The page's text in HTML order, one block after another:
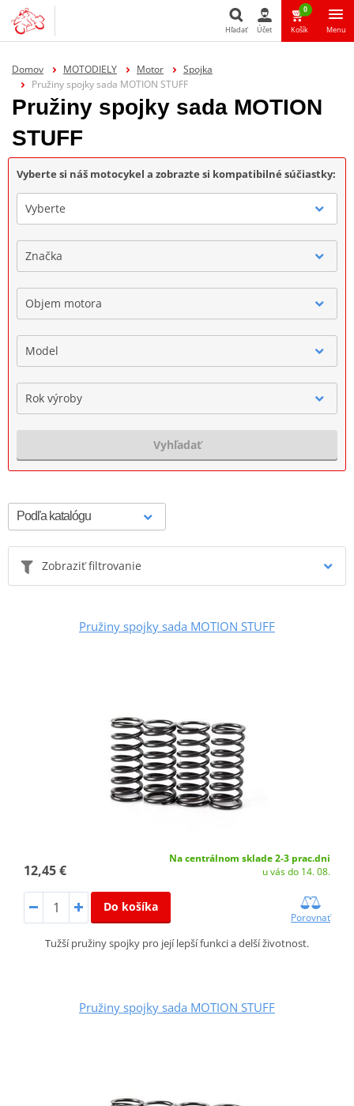
Hľadať Účet
0
Košík Menu
Domov MOTODIELY Motor
Spojka
Pružiny spojky sada MOTION STUFF
Pružiny spojky sada MOTION
STUFF
Vyberte si náš motocykel a zobrazte si kompatibilné súčiastky:
Vyberte
Značka
Objem motora
Model
Rok výroby
Vyhľadať
Zobraziť filtrovanie
Pružiny spojky sada MOTION STUFF
12,45 €
Na centrálnom sklade 2-3 prac.dni
u vás do 14. 08.
Do košíka
Porovnať
Tužší pružiny spojky pro její lepší funkci a delší životnost.
Pružiny spojky sada MOTION STUFF